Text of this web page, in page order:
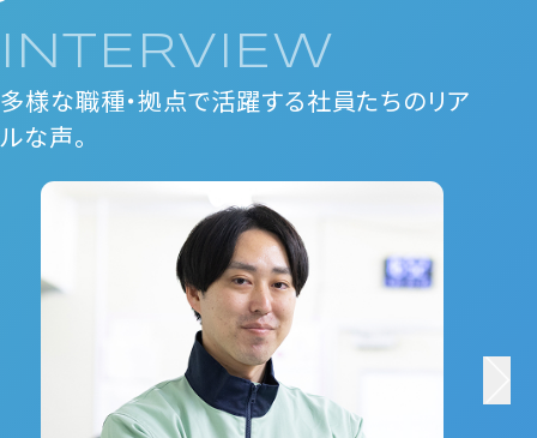
INTERVIEW
多様な職種・拠点で活躍する社員たちのリア
ルな声。